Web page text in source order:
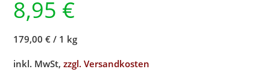
8,95 €
179,00 € / 1 kg
inkl. MwSt,zzgl. Versandkosten